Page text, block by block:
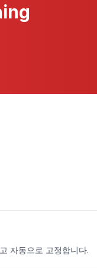
자동으로 고정합니다.